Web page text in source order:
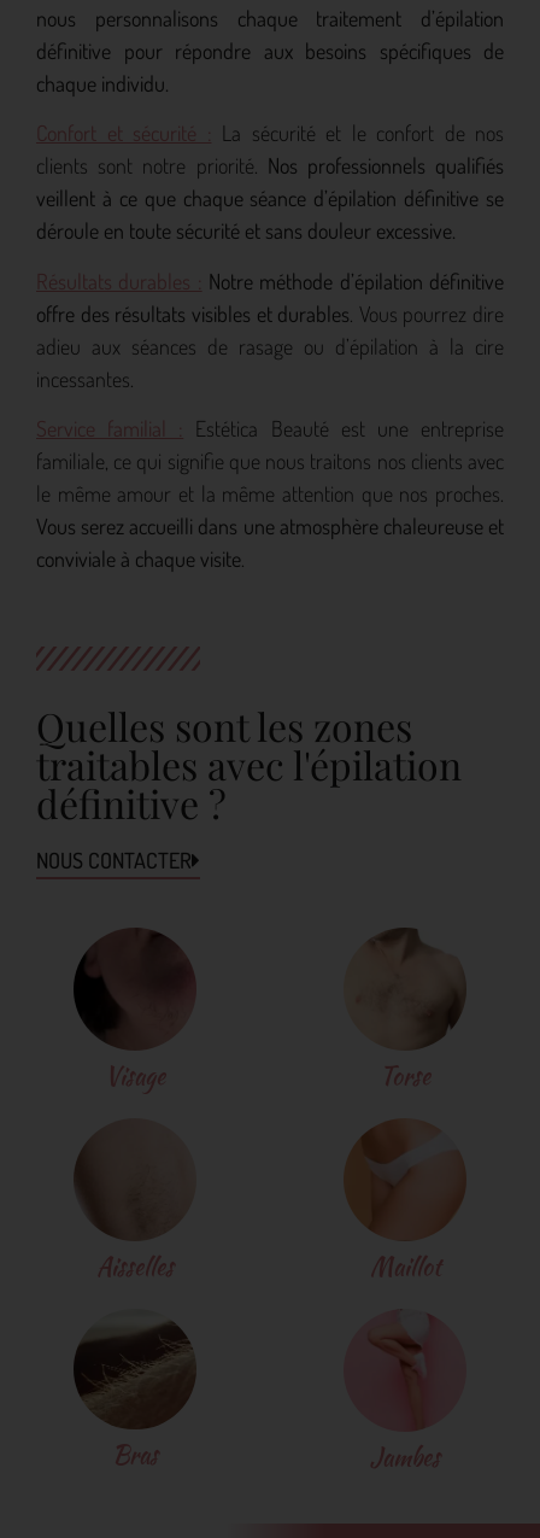
nous personnalisons chaque traitement d’épilation
définitive pour répondre aux besoins spécifiques de
chaque individu.
Confort et sécurité :
La sécurité et le confort de nos
clients sont notre priorité. Nos professionnels qualifiés
veillent à ce que chaque séance d’épilation définitive se
déroule en toute sécurité et sans douleur excessive.
Résultats durables :
Notre méthode d’épilation définitive
offre des résultats visibles et durables . Vous pourrez dire
adieu aux séances de rasage ou d’épilation à la cire
incessantes.
Service familial :
Estética Beauté est une entreprise
familiale, ce qui signifie que nous traitons nos clients avec
le même amour et la même attention que nos proches.
Vous serez accueilli dans une atmosphère chaleureuse et
conviviale à chaque visite
Quelles sont les zones
traitables avec l'épilation
définitive ?
NOUS CONTACTER
Visage
Aisselles
Bras
Torse
Maillot
Jambes